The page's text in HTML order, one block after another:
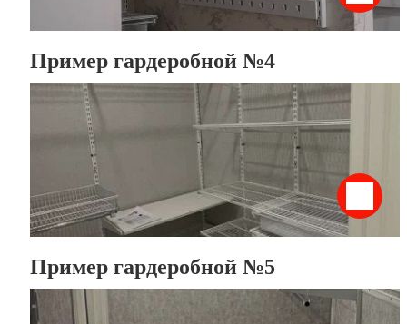
Пример гардеробной №4
Пример гардеробной №5